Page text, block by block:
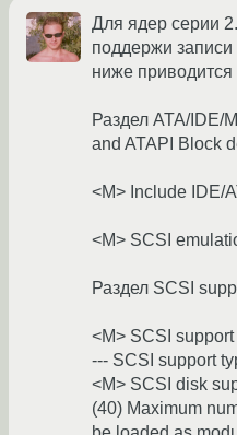
Для ядер серии
поддержи записи
ниже приводится
Раздел ATA/IDE/
and ATAPI Block
<M> Include IDE/
<M> SCSI
Раздел SCSI
<M> SCSI support
--- SCSI support
<M> SCSI disk
(40) Maximum